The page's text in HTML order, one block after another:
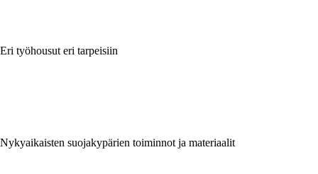
Eri työhousut eri tarpeisiin
Nykyaikaisten suojakypärien toiminnot ja materiaalit